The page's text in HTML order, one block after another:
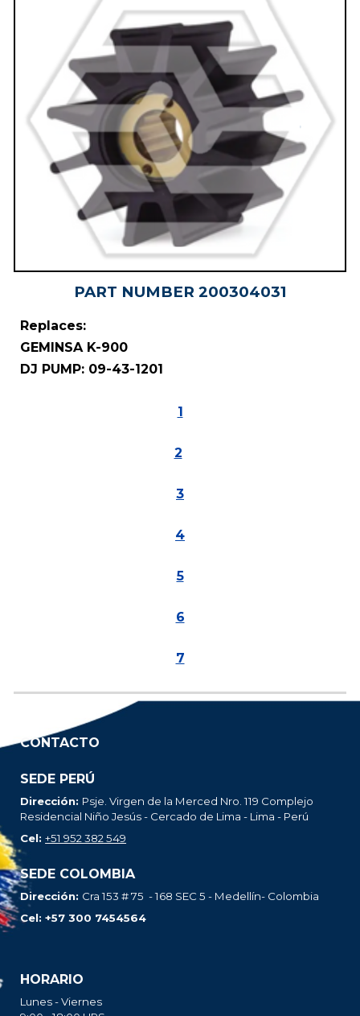
PART NUMBER 200304031
Replaces:
GEMINSA K-900
DJ PUMP: 09-43-1201
1
2
3
4
5
6
7
CONTACTO
SEDE PERÚ
Dirección: Psje. Virgen de la Merced Nro. 119 Complejo
Residencial Niño Jesús - Cercado de Lima - Lima - Perú
Cel:+51 952 382 549
SEDE COLOMBIA
Dirección: Cra 153 # 75 - 168 SEC 5 - Medellín- Colombia
Cel: +57 300 7454564
HORARIO
Lunes - Viernes